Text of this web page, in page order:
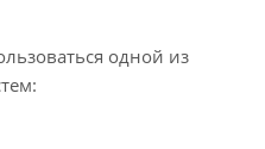
одной из